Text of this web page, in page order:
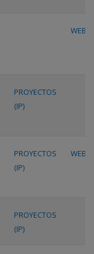
WEB
PROYECTOS
(IP)
PROYECTOS
(IP)
WEB
PROYECTOS
(IP)